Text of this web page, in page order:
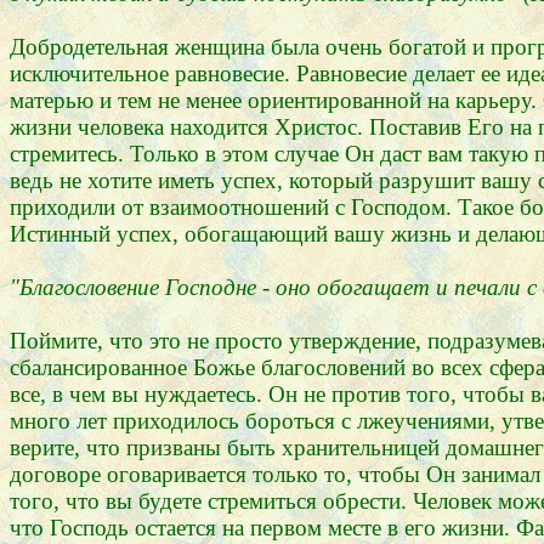
Добродетельная женщина была очень богатой и
исключительное равновесие. Равновесие делает
матерью и тем не менее ориентированной на
жизни человека находится Христос. Поставив Его
стремитесь. Только в этом случае Он даст вам
ведь не хотите иметь успех, который разрушит
приходили от взаимоотношений с Господом. Такое
Истинный успех, обогащающий вашу жизнь и
"Благословение Господне - оно обогащает и печали
Поймите, что это не просто утверждение,
сбалансированное Божье благословений во всех
все, в чем вы нуждаетесь. Он не против того,
много лет приходилось бороться с лжеучениями,
верите, что призваны быть хранительницей
договоре оговаривается только то, чтобы Он
того, что вы будете стремиться обрести. Человек
что Господь остается на первом месте в его жизни.